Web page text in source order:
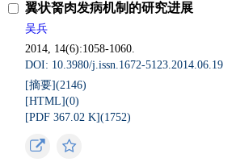
翼状胬肉发病机制的研究进展
吴兵
2014, 14(6):1058-1060.
DOI: 10.3980/j.issn.1672-5123.2014.06.19
[摘要](2146)
[HTML](0)
[PDF 367.02 K](1752)